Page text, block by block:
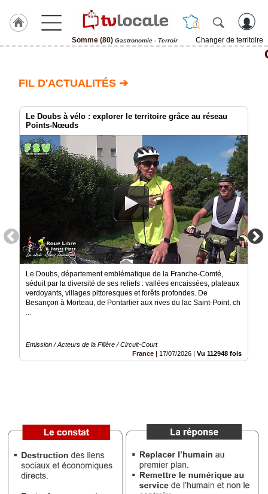
Somme (80) Gastronomie - Terroir
Changer de territoire
Somme
TvLocale
France
Accueil
Agenda
Gazette
Vidéos
Médias
groupe
Prémium
FIL D'ACTUALITÉS ➔
Le Doubs à vélo : explorer le territoire grâce au réseau
Points-Nœuds
Le Doubs, département emblématique de la Franche-Comté,
séduit par la diversité de ses reliefs : vallées encaissées, plateaux
verdoyants, villages pittoresques et forêts profondes. De
Besançon à Morteau, de Pontarlier aux rives du lac Saint-Point, ch
...
Emission / Acteurs de la Filière / Circuit-Court
France
17/07/2026 Vu 112948 fois